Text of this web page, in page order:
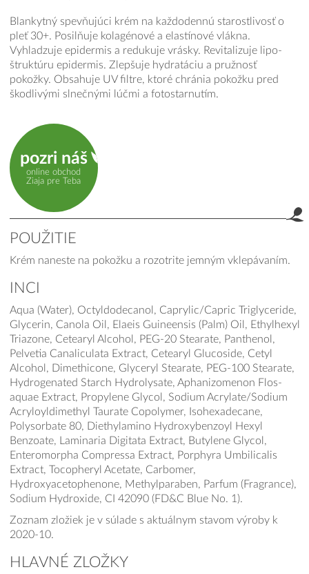
Blankytný spevňujúci krém na každodennú starostlivosť o
pleť 30+. Posilňuje kolagénové a elastínové vlákna.
Vyhladzuje epidermis a redukuje vrásky. Revitalizuje lipo-
štruktúru epidermis. Zlepšuje hydratáciu a pružnosť
pokožky. Obsahuje UV filtre, ktoré chránia pokožku pred
škodlivými slnečnými lúčmi a fotostarnutím.
pozri náš
online obchod
Ziaja pre Teba
POUŽITIE
Krém naneste na pokožku a rozotrite jemným vklepávaním.
INCI
Aqua (Water), Octyldodecanol, Caprylic/Capric Triglyceride,
Glycerin, Canola Oil, Elaeis Guineensis (Palm) Oil, Ethylhexyl
Triazone, Cetearyl Alcohol, PEG-20 Stearate, Panthenol,
Pelvetia Canaliculata Extract, Cetearyl Glucoside, Cetyl
Alcohol, Dimethicone, Glyceryl Stearate, PEG-100 Stearate,
Hydrogenated Starch Hydrolysate, Aphanizomenon Flos-
aquae Extract, Propylene Glycol, Sodium Acrylate/Sodium
Acryloyldimethyl Taurate Copolymer, Isohexadecane,
Polysorbate 80, Diethylamino Hydroxybenzoyl Hexyl
Benzoate, Laminaria Digitata Extract, Butylene Glycol,
Enteromorpha Compressa Extract, Porphyra Umbilicalis
Extract, Tocopheryl Acetate, Carbomer,
Hydroxyacetophenone, Methylparaben, Parfum (Fragrance),
Sodium Hydroxide, CI 42090 (FD&C Blue No. 1).
Zoznam zložiek je v súlade s aktuálnym stavom výroby k
2020-10.
HLAVNÉ ZLOŽKY